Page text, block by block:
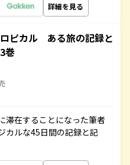
詳細を見る
ピカル ある旅の記録と
巻
滞在することになった筆者
カルな45日間の記録と記